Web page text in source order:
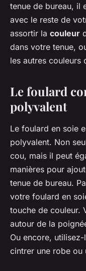
tenue de bureau, il
avec le reste de
assortir la couleur
dans votre tenue,
les autres couleurs
Le foulard
polyvalent
Le foulard en soie
polyvalent. Non
cou, mais il peut
manières pour
tenue de bureau.
votre foulard en
touche de couleur.
autour de la
Ou encore,
cintrer une robe ou